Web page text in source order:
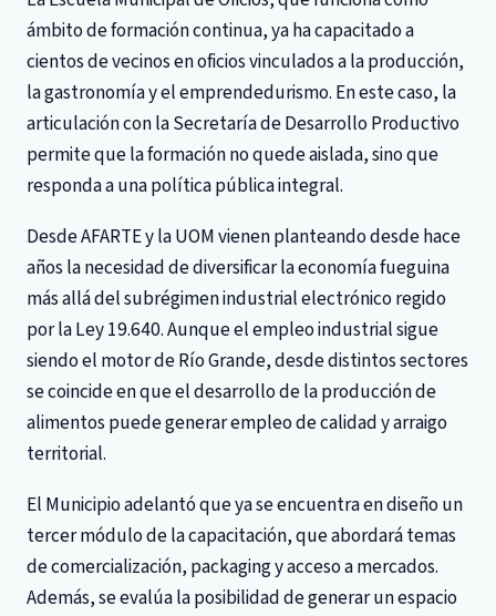
ámbito de formación continua, ya ha capacitado a
cientos de vecinos en oficios vinculados a la producción,
la gastronomía y el emprendedurismo. En este caso, la
articulación con la Secretaría de Desarrollo Productivo
permite que la formación no quede aislada, sino que
responda a una política pública integral.
Desde AFARTE y la UOM vienen planteando desde hace
años la necesidad de diversificar la economía fueguina
más allá del subrégimen industrial electrónico regido
por la Ley 19.640. Aunque el empleo industrial sigue
siendo el motor de Río Grande, desde distintos sectores
se coincide en que el desarrollo de la producción de
alimentos puede generar empleo de calidad y arraigo
territorial.
El Municipio adelantó que ya se encuentra en diseño un
tercer módulo de la capacitación, que abordará temas
de comercialización, packaging y acceso a mercados.
Además, se evalúa la posibilidad de generar un espacio